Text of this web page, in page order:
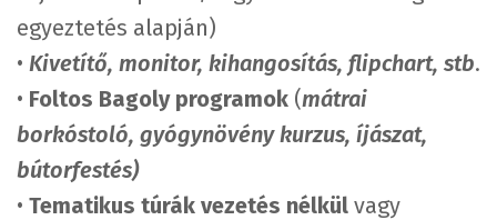
egyeztetés alapján)
• Kivetítő, monitor, kihangosítás, flipchart, stb.
• Foltos Bagoly programok (mátrai
borkóstoló, gyógynövény kurzus, íjászat,
bútorfestés)
• Tematikus túrák vezetés nélkül vagy